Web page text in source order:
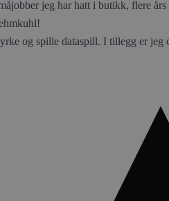
jeg har hatt i butikk, flere
og spille dataspill. I tillegg er jeg